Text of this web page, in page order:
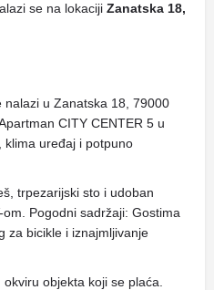
se na lokaciji Zanatska 18,
nalazi u Zanatska 18, 79000
CITY CENTER 5 u
klima uređaj i potpuno
trpezarijski sto i udoban
Pogodni sadržaji: Gostima
za bicikle i iznajmljivanje
objekta koji se plaća.